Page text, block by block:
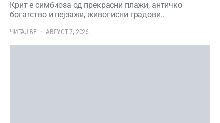
Крит е симбиоза од прекрасни плажи, античко
богатство и пејзажи, живописни градови…
ЧИТАЈ БЕ АВГУСТ 7, 2026